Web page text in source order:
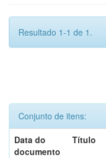
Resultado 1-1 de 1.
Conjunto de itens:
Data do
documento
Título